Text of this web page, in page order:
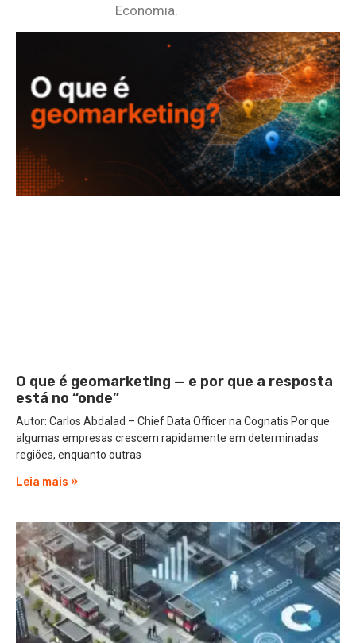
Economia.
O que é geomarketing — e por que a resposta
está no “onde”
Autor: Carlos Abdalad – Chief Data Officer na Cognatis Por que
algumas empresas crescem rapidamente em determinadas
regiões, enquanto outras
Leia mais »